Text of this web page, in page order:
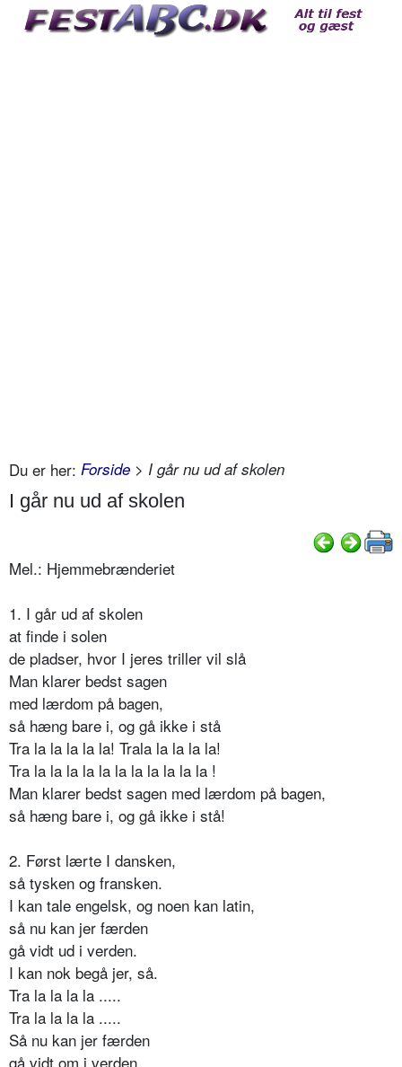
Du er her: Forside > I går nu ud af skolen
I går nu ud af skolen
Mel.: Hjemmebrænderiet
1. I går ud af skolen
at finde i solen
de pladser, hvor I jeres triller vil slå
Man klarer bedst sagen
med lærdom på bagen,
så hæng bare i, og gå ikke i stå
Tra la la la la la! Trala la la la la!
Tra la la la la la la la la la la la !
Man klarer bedst sagen med lærdom på bagen,
så hæng bare i, og gå ikke i stå!
2. Først lærte I dansken,
så tysken og fransken.
I kan tale engelsk, og noen kan latin,
så nu kan jer færden
gå vidt ud i verden.
I kan nok begå jer, så.
Tra la la la la .....
Tra la la la la .....
Så nu kan jer færden
gå vidt om i verden.